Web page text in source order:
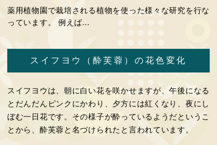
薬用植物園で栽培される植物を使った様々な研究を行な
っています。 例えば...
スイフヨウ（酔芙蓉）の花色変化
スイフヨウは、朝に白い花を咲かせますが、午後になる
とだんだんピンクにかわり、夕方には紅くなり、夜にし
ぼむ一日花です。その様子が酔っているようだというこ
とから、酔芙蓉と名づけられたと言われています。